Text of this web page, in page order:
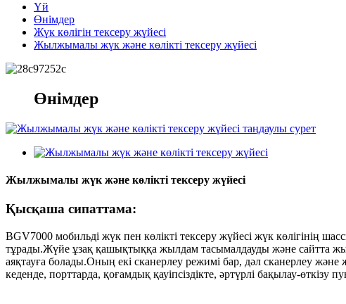
Үй
Өнімдер
Жүк көлігін тексеру жүйесі
Жылжымалы жүк және көлікті тексеру жүйесі
Өнімдер
Жылжымалы жүк және көлікті тексеру жүйесі
Қысқаша сипаттама:
BGV7000 мобильді жүк пен көлікті тексеру жүйесі жүк көлігінің
тұрады.Жүйе ұзақ қашықтыққа жылдам тасымалдауды және сайтта
аяқтауға болады.Оның екі сканерлеу режимі бар, дәл сканерлеу
кеденде, порттарда, қоғамдық қауіпсіздікте, әртүрлі бақылау-